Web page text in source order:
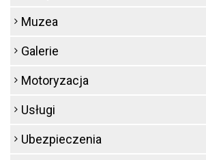
Muzea
Galerie
Motoryzacja
Usługi
Ubezpieczenia